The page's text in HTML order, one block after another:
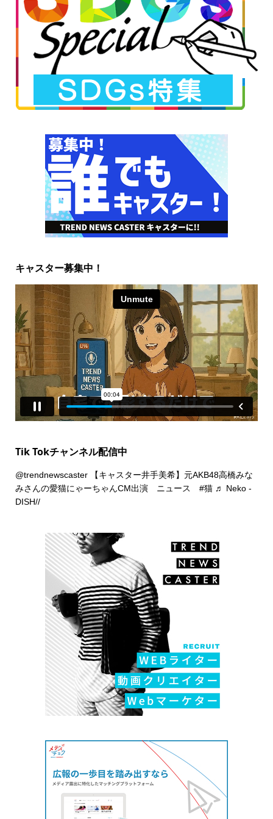
キャスター募集中！
Tik Tokチャンネル配信中
@trendnewscaster【キャスター井手美希】元AKB48高橋みな
みさんの愛猫にゃーちゃんCM出演 ニュース #猫 ♬ Neko -
DISH//